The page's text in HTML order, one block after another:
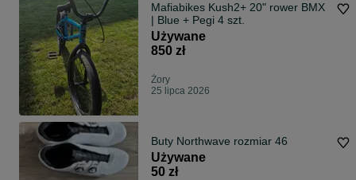
Mafiabikes Kush2+ 20" rower BMX
| Blue + Pegi 4 szt.
Używane
850 zł
Żory
25 lipca 2026
Buty Northwave rozmiar 46
Używane
50 zł